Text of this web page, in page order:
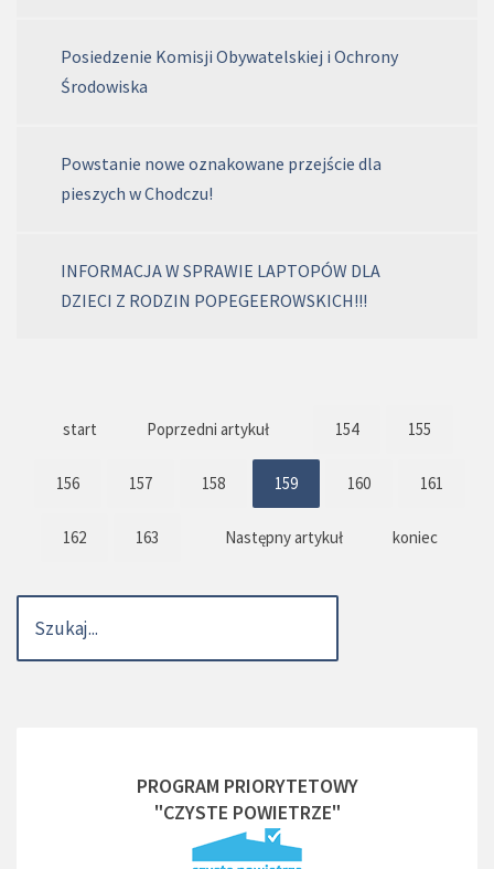
Posiedzenie Komisji Obywatelskiej i Ochrony
Środowiska
Powstanie nowe oznakowane przejście dla
pieszych w Chodczu!
INFORMACJA W SPRAWIE LAPTOPÓW DLA
DZIECI Z RODZIN POPEGEEROWSKICH!!!
start Poprzedni artykuł 154 155
156 157 158 159 160 161
162 163 Następny artykuł koniec
PROGRAM PRIORYTETOWY
"CZYSTE POWIETRZE"